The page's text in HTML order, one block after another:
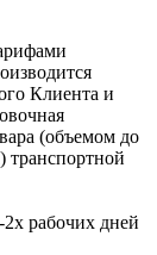
Клиента и
(объемом до
транспортной
2х рабочих дней